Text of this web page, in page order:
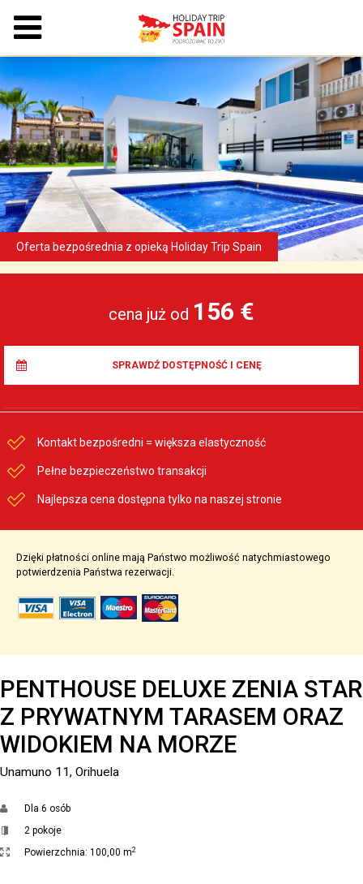
cena już od 156 €
SPRAWDŹ DOSTĘPNOŚĆ I CENĘ
Kontakt bezpośredni = większa elastyczność
Pełne bezpieczeństwo transakcji
Najlepsza cena dostępna tylko na naszej stronie
Dzięki płatności online mają Państwo możliwość natychmiastowego
potwierdzenia Państwa rezerwacji.
PENTHOUSE DELUXE ZENIA STAR
Z PRYWATNYM TARASEM ORAZ
WIDOKIEM NA MORZE
Unamuno 11, Orihuela
Dla 6 osób
2 pokoje
Powierzchnia: 100,00 m2